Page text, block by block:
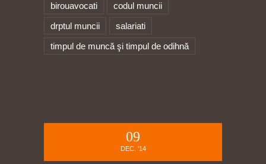
birouavocati
codul muncii
drptul muncii
salariati
timpul de muncă şi timpul de odihnă
09
DEC. '14